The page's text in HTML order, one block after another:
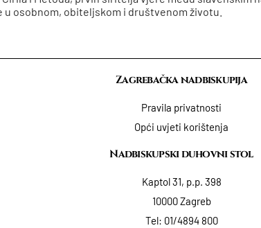
osobnom, obiteljskom i društvenom životu.
Zagrebačka nadbiskupija
Pravila privatnosti
Opći uvjeti korištenja
Nadbiskupski duhovni stol
Kaptol 31, p.p. 398
10000 Zagreb
Tel: 01/4894 800